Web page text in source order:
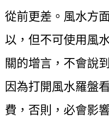
從前更差。風水方
以，但不可使用風
關的增言，不會說
因為打開風水羅盤
費，否則，必會影